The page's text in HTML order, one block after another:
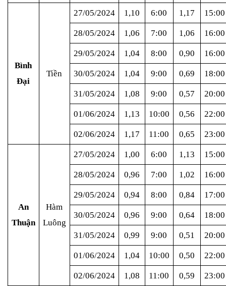
Bình
Đại
Tiền
27/05/2024 1,10 6:00 1,17 15:00
28/05/2024 1,06 7:00 1,06 16:00
29/05/2024 1,04 8:00 0,90 16:00
30/05/2024 1,04 9:00 0,69 18:00
31/05/2024 1,08 9:00 0,57 20:00
01/06/2024 1,13 10:00 0,56 22:00
02/06/2024 1,17 11:00 0,65 23:00
An
Thuận
Hàm
Luông
27/05/2024 1,00 6:00 1,13 15:00
28/05/2024 0,96 7:00 1,02 16:00
29/05/2024 0,94 8:00 0,84 17:00
30/05/2024 0,96 9:00 0,64 18:00
31/05/2024 0,99 9:00 0,51 20:00
01/06/2024 1,04 10:00 0,50 22:00
02/06/2024 1,08 11:00 0,59 23:00